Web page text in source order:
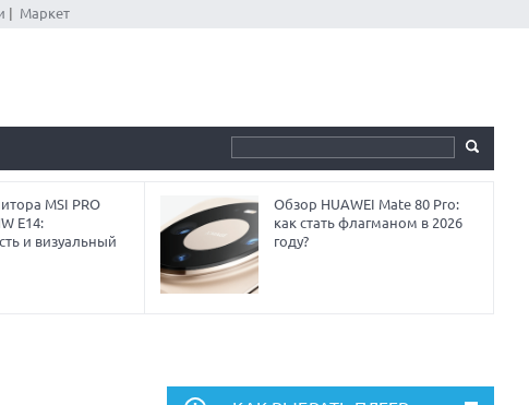
Маркет
MSI PRO
E14:
и визуальный
Обзор HUAWEI Mate 80 Pro:
как стать флагманом в 2026
году?